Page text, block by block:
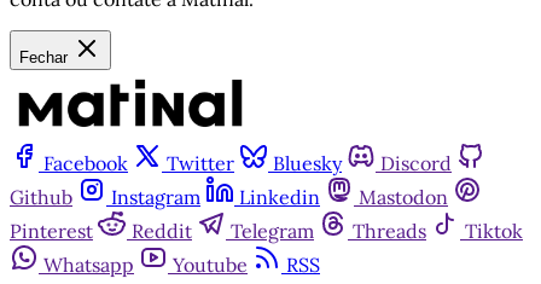
Fechar
Facebook Twitter Bluesky
Discord
Github
Instagram Linkedin
Mastodon
Pinterest
Reddit Telegram Threads
Tiktok
Whatsapp
Youtube
RSS